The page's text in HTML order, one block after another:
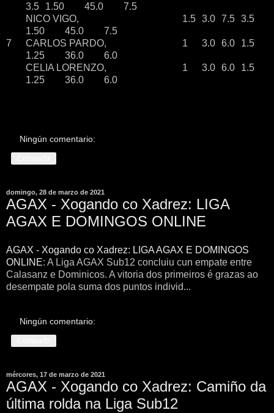
3.5
1.50 45.0
7.5
NICO VIGO,
1.5 3.0 7.5 3.5
1.50
45.0
7.5
7
CARLOS PARDO, 1 3.0 6.0
1.5
1.25
36.0
6.0
CELIA LORENZO,
1 3.0 6.0
1.5
1.25
36.0 6.0
Ningún comentario:
domingo, 28 de marzo de 2021
AGAX - Xogando co Xadrez: LIGA
AGAX E DOMINGOS ONLINE
AGAX - Xogando co Xadrez: LIGA AGAX E DOMINGOS
ONLINE: A Liga AGAX Sub12 concluiu cun empate entre
Calasanz e Dominicos. A vitoria dos primeiros é grazas ao
desempate pola suma dos puntos individ...
Ningún comentario:
mércores, 17 de marzo de 2021
AGAX - Xogando co Xadrez: Camiño da
última rolda na Liga Sub12